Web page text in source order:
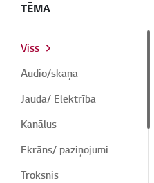
TĒMA
Viss
Audio/skaņa
Jauda/ Elektrība
Kanālus
Ekrāns/ paziņojumi
Troksnis